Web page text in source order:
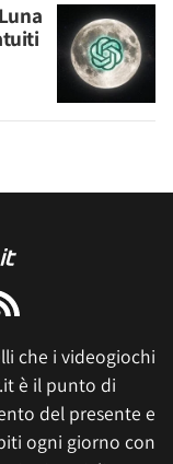
che i videogiochi
è il punto di
del presente e
ogni giorno con